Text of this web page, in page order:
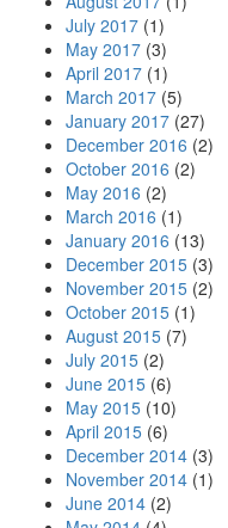
July 2017 (1)
May 2017 (3)
April 2017 (1)
March 2017 (5)
January 2017 (27)
December 2016 (2)
October 2016 (2)
May 2016 (2)
March 2016 (1)
January 2016 (13)
December 2015 (3)
November 2015 (2)
October 2015 (1)
August 2015 (7)
July 2015 (2)
June 2015 (6)
May 2015 (10)
April 2015 (6)
December 2014 (3)
November 2014 (1)
June 2014 (2)